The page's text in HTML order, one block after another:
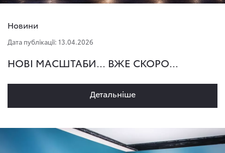
Новини
Дата публікації: 13.04.2026
НОВІ МАСШТАБИ... ВЖЕ СКОРО...
Детальнiше